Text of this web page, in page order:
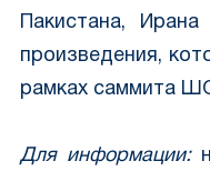
Пакистана,
произведения,
рамках саммита
Для информации: